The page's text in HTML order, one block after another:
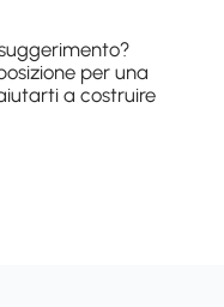
per una
a costruire